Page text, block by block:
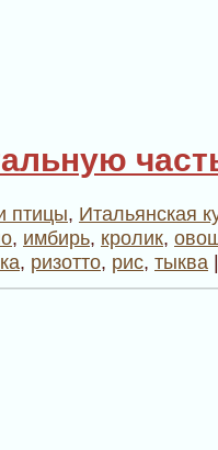
птицы, Итальянская
, имбирь, кролик,
, ризотто, рис, тыква